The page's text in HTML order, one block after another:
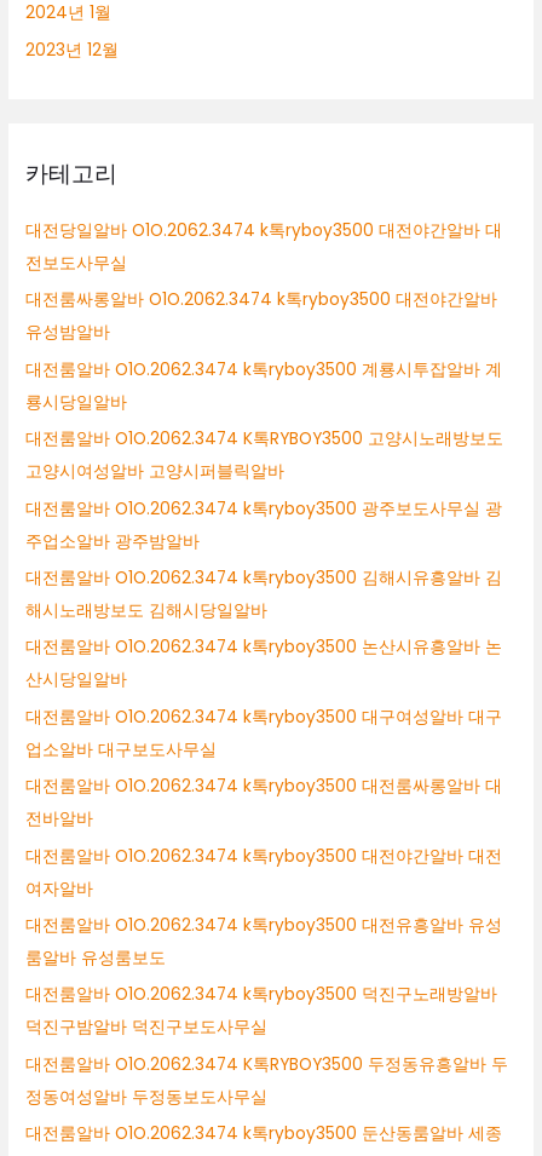
2024년 1월
2023년 12월
카테고리
대전당일알바 O1O.2062.3474 k톡ryboy3500 대전야간알바 대
전보도사무실
대전룸싸롱알바 O1O.2062.3474 k톡ryboy3500 대전야간알바
유성밤알바
대전룸알바 O1O.2062.3474 k톡ryboy3500 계룡시투잡알바 계
룡시당일알바
대전룸알바 O1O.2062.3474 K톡RYBOY3500 고양시노래방보도
고양시여성알바 고양시퍼블릭알바
대전룸알바 O1O.2062.3474 k톡ryboy3500 광주보도사무실 광
주업소알바 광주밤알바
대전룸알바 O1O.2062.3474 k톡ryboy3500 김해시유흥알바 김
해시노래방보도 김해시당일알바
대전룸알바 O1O.2062.3474 k톡ryboy3500 논산시유흥알바 논
산시당일알바
대전룸알바 O1O.2062.3474 k톡ryboy3500 대구여성알바 대구
업소알바 대구보도사무실
대전룸알바 O1O.2062.3474 k톡ryboy3500 대전룸싸롱알바 대
전바알바
대전룸알바 O1O.2062.3474 k톡ryboy3500 대전야간알바 대전
여자알바
대전룸알바 O1O.2062.3474 k톡ryboy3500 대전유흥알바 유성
룸알바 유성룸보도
대전룸알바 O1O.2062.3474 k톡ryboy3500 덕진구노래방알바
덕진구밤알바 덕진구보도사무실
대전룸알바 O1O.2062.3474 K톡RYBOY3500 두정동유흥알바 두
정동여성알바 두정동보도사무실
대전룸알바 O1O.2062.3474 k톡ryboy3500 둔산동룸알바 세종